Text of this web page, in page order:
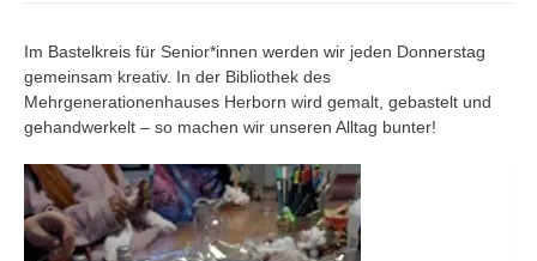
Im Bastelkreis für Senior*innen werden wir jeden Donnerstag
gemeinsam kreativ. In der Bibliothek des
Mehrgenerationenhauses Herborn wird gemalt, gebastelt und
gehandwerkelt – so machen wir unseren Alltag bunter!